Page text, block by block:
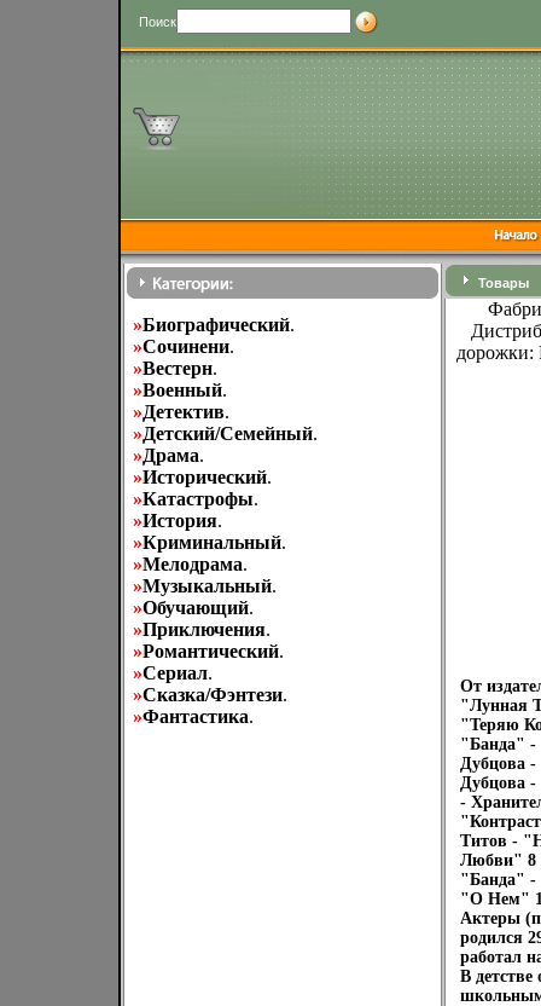
Поиск
»Биографический.
»Cочинени.
»Вестерн.
»Военный.
»Детектив.
»Детский/Семейный.
»Драма.
»Исторический.
»Катастрофы.
»История.
»Криминальный.
»Мелодрама.
»Музыкальный.
»Обучающий.
»Приключения.
»Романтический.
»Сериал.
»Сказка/Фэнтези.
»Фантастика.
Товары
дорожки:
От
"Лунная
"Теряю
"Банда" -
Дубцова
Дубцова
-
Титов -
Любви" 8
"Банда" -
"О Нем"
Актеры
родился
работал
В детстве